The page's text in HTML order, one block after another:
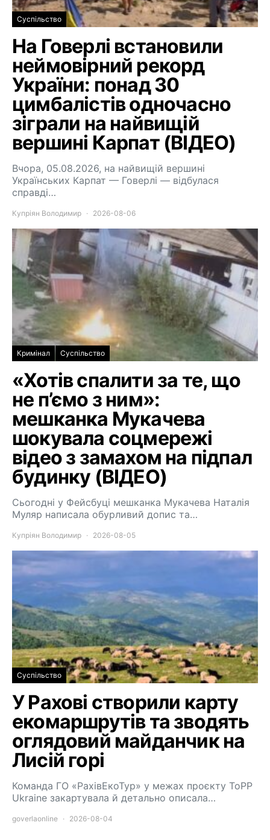
Суспільство
На Говерлі встановили
неймовірний рекорд
України: понад 30
цимбалістів одночасно
зіграли на найвищій
вершині Карпат (ВІДЕО)
Вчора, 05.08.2026, на найвищій вершині
Українських Карпат — Говерлі — відбулася
справді…
Купріян Володимир 2026-08-06
Кримінал Суспільство
«Хотів спалити за те, що
не п’ємо з ним»:
мешканка Мукачева
шокувала соцмережі
відео з замахом на підпал
будинку (ВІДЕО)
Сьогодні у Фейсбуці мешканка Мукачева Наталія
Муляр написала обурливий допис та…
Купріян Володимир 2026-08-05
Суспільство
У Рахові створили карту
екомаршрутів та зводять
оглядовий майданчик на
Лисій горі
Команда ГО «РахівЕкоТур» у межах проєкту ToPP
Ukraine закартувала й детально описала…
goverlaonline 2026-08-04